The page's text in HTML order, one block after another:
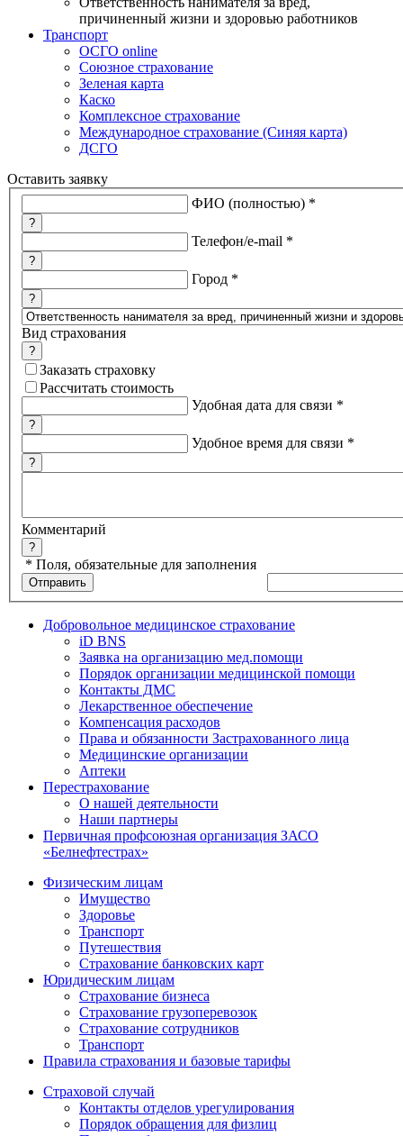
причиненный жизни и здоровью работников
Транспорт
ОСГО online
Союзное страхование
Зеленая карта
Каско
Комплексное страхование
Международное страхование (Синяя карта)
ДСГО
Оставить заявку
ФИО (полностью) *
?
Телефон/e-mail *
?
Город *
?
Вид страхования
?
Заказать страховку
Рассчитать стоимость
Удобная дата для связи *
?
Удобное время для связи *
?
Комментарий
?
* Поля, обязательные для заполнения
Добровольное медицинское страхование
iD BNS
Заявка на организацию мед.помощи
Порядок организации медицинской помощи
Контакты ДМС
Лекарственное обеспечение
Компенсация расходов
Права и обязанности Застрахованного лица
Медицинские организации
Аптеки
Перестрахование
О нашей деятельности
Наши партнеры
Первичная профсоюзная организация ЗАСО
«Белнефтестрах»
Физическим лицам
Имущество
Здоровье
Транспорт
Путешествия
Страхование банковских карт
Юридическим лицам
Страхование бизнеса
Страхование грузоперевозок
Страхование сотрудников
Транспорт
Правила страхования и базовые тарифы
Страховой случай
Контакты отделов урегулирования
Порядок обращения для физлиц